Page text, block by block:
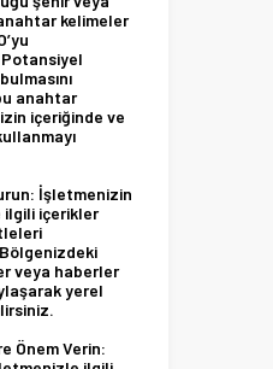
kelimeler
anahtar
içeriğinde ve
İşletmenizin
ilgili içerikler
veya haberler
yerel
Önem Verin: